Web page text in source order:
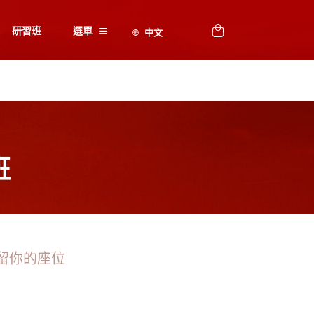
研習班 選單
你的座位